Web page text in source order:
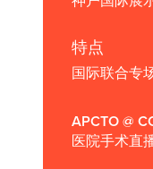
特点
国际联合专
APCTO @
医院手术直